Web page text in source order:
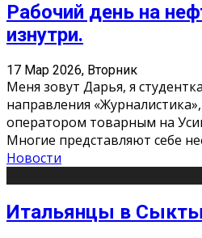
Рабочий день на
изнутри.
17 Мар 2026, Вторник
Меня зовут Дарья, я
направления
оператором товарным на
Многие представляют себе
Новости
Итальянцы в